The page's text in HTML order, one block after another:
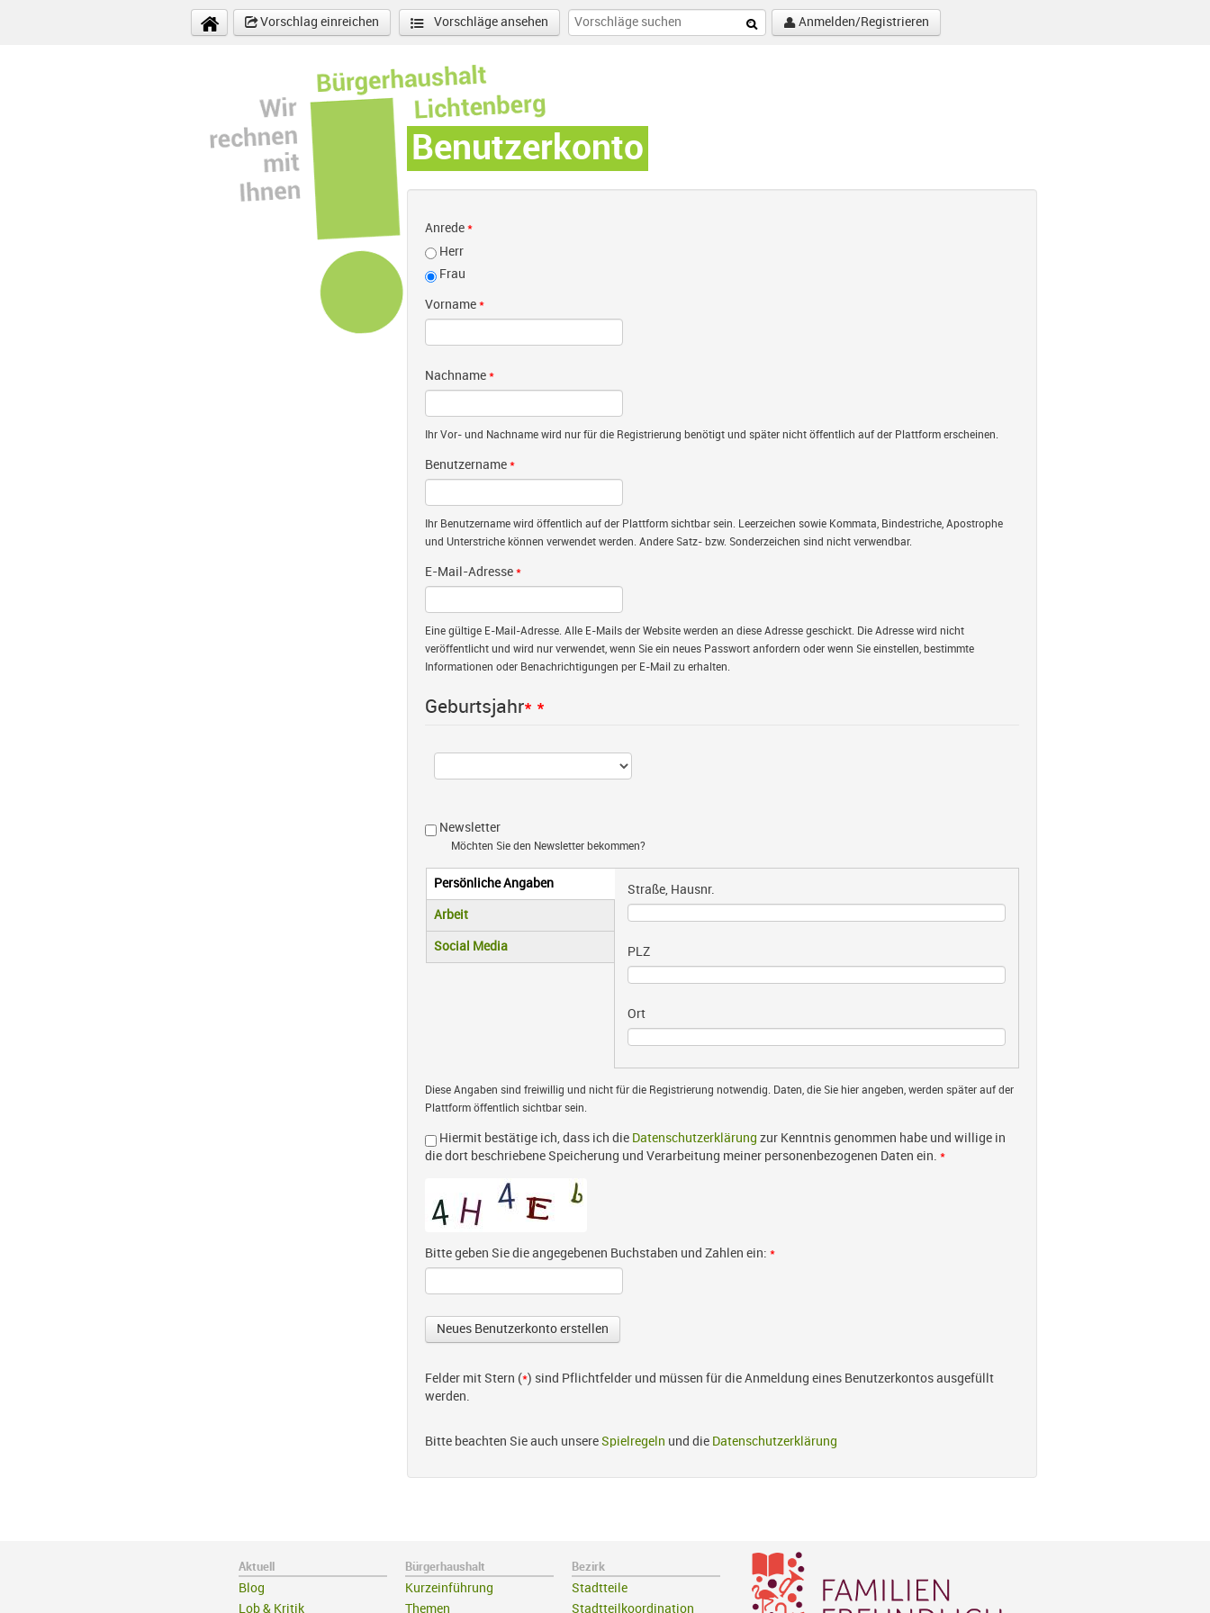
Vorschlag einreichen
Vorschläge ansehen Anmelden/Registrieren
Benutzerkonto
Anrede *
Herr
Frau
Vorname *
Nachname *
Ihr Vor- und Nachname wird nur für die Registrierung benötigt und später nicht öffentlich auf der Plattform erscheinen.
Benutzername *
Ihr Benutzername wird öffentlich auf der Plattform sichtbar sein. Leerzeichen sowie Kommata, Bindestriche, Apostrophe
und Unterstriche können verwendet werden. Andere Satz- bzw. Sonderzeichen sind nicht verwendbar.
E-Mail-Adresse *
Eine gültige E-Mail-Adresse. Alle E-Mails der Website werden an diese Adresse geschickt. Die Adresse wird nicht
veröffentlicht und wird nur verwendet, wenn Sie ein neues Passwort anfordern oder wenn Sie einstellen, bestimmte
Informationen oder Benachrichtigungen per E-Mail zu erhalten.
Geburtsjahr* *
Newsletter
Möchten Sie den Newsletter bekommen?
Vertikale Reiter
Persönliche Angaben
(aktiver Reiter)
Arbeit
Social Media
Straße, Hausnr.
PLZ
Ort
Diese Angaben sind freiwillig und nicht für die Registrierung notwendig. Daten, die Sie hier angeben, werden später auf der
Plattform öffentlich sichtbar sein.
Hiermit bestätige ich, dass ich die Datenschutzerklärung zur Kenntnis genommen habe und willige in
die dort beschriebene Speicherung und Verarbeitung meiner personenbezogenen Daten ein. *
Bitte geben Sie die angegebenen Buchstaben und Zahlen ein: *
Felder mit Stern (*) sind Pflichtfelder und müssen für die Anmeldung eines Benutzerkontos ausgefüllt
werden.
Bitte beachten Sie auch unsere Spielregeln und die Datenschutzerklärung
Aktuell
Blog
Lob & Kritik
Bürgerhaushalt
Kurzeinführung
Themen
Bezirk
Stadtteile
Stadtteilkoordination